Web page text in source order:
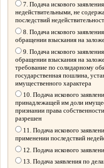
7. Подача искового
недействительными, не
последствий
8. Подача искового
обращении взыскания на
9. Подача искового
обращении взыскания на
требование по солидарному
государственная пошлина,
имущественного характера
10. Подача искового
принадлежащей им доли
признании права
разрешен
11. Подача искового
применении последствий
12. Подача искового
13. Подача заявления по